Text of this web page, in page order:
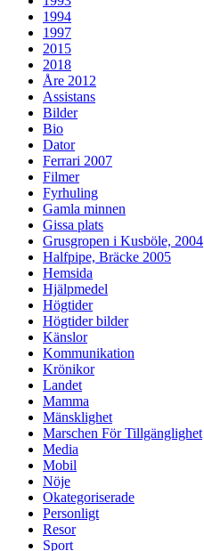
1994
1997
2015
2018
Åre 2012
Assistans
Bilder
Bio
Dator
Ferrari 2007
Filmer
Fyrhuling
Gamla minnen
Gissa plats
Grusgropen i Kusböle, 2004
Halfpipe, Bräcke 2005
Hemsida
Hjälpmedel
Högtider
Högtider bilder
Känslor
Kommunikation
Krönikor
Landet
Mamma
Mänsklighet
Marschen För Tillgänglighet
Media
Mobil
Nöje
Okategoriserade
Personligt
Resor
Sport